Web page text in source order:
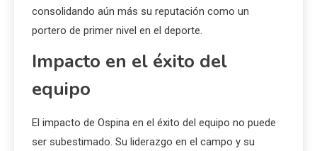
consolidando aún más su reputación como un
portero de primer nivel en el deporte.
Impacto en el éxito del
equipo
El impacto de Ospina en el éxito del equipo no puede
ser subestimado. Su liderazgo en el campo y su